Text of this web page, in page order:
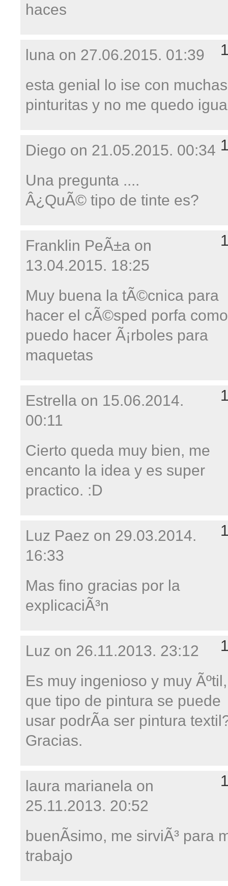
haces
luna on 27.06.2015. 01:39
esta genial lo ise con muchas
pinturitas y no me quedo
Diego on 21.05.2015. 00:34
Una pregunta ....
Â¿QuÃ© tipo de tinte es?
Franklin PeÃ±a on
13.04.2015. 18:25
Muy buena la tÃ©cnica para
hacer el cÃ©sped porfa como
puedo hacer Ã¡rboles para
maquetas
Estrella on 15.06.2014.
00:11
Cierto queda muy bien, me
encanto la idea y es super
practico. :D
Luz Paez on 29.03.2014.
16:33
Mas fino gracias por la
explicaciÃ³n
Luz on 26.11.2013. 23:12
Es muy ingenioso y muy Ãºtil,
que tipo de pintura se puede
usar podrÃ­a ser pintura
Gracias.
laura marianela on
25.11.2013. 20:52
buenÃ­simo, me sirviÃ³ para
trabajo